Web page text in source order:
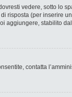
vedere, sotto lo
(per inserire
aggiungere, stabilito
contatta